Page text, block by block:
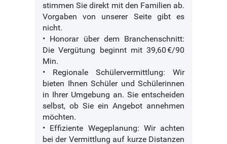
stimmen Sie direkt mit den Familien ab.
Vorgaben von unserer Seite gibt es
nicht.
• Honorar über dem Branchenschnitt:
Die Vergütung beginnt mit 39,60 €/90
Min.
• Regionale Schülervermittlung: Wir
bieten Ihnen Schüler und Schülerinnen
in Ihrer Umgebung an. Sie entscheiden
selbst, ob Sie ein Angebot annehmen
möchten.
• Effiziente Wegeplanung: Wir achten
bei der Vermittlung auf kurze Distanzen